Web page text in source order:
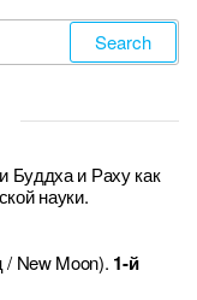
ailck
et
ar
e
Буддха и Раху как
науки.
New Moon). 1-й